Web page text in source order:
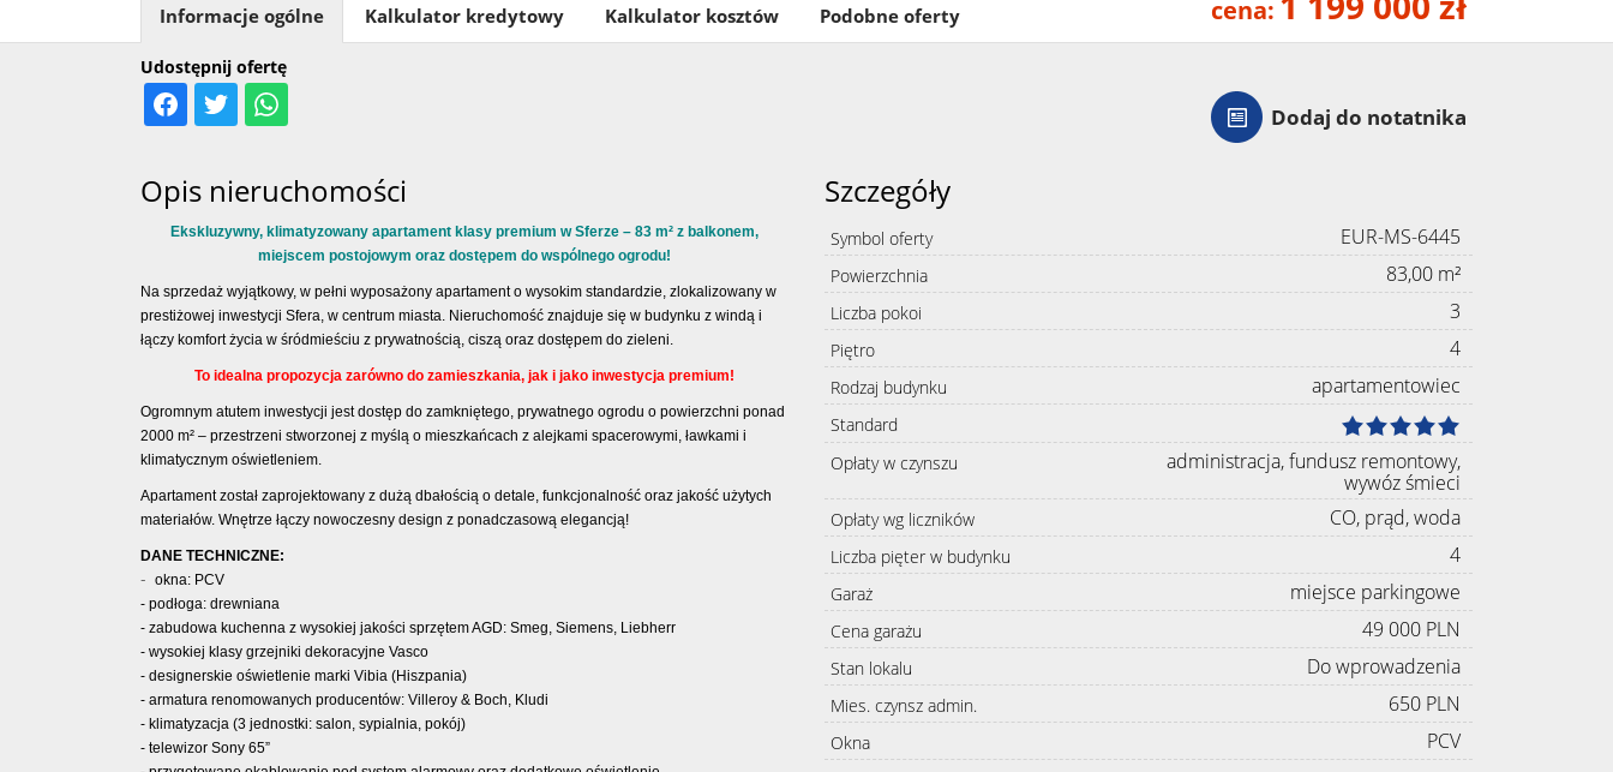
cena:
Dodaj do notatnika
Udostępnij ofertę
Informacje ogólne Kalkulator kredytowy Kalkulator kosztów Podobne oferty
Opis nieruchomości
Ekskluzywny, klimatyzowany apartament klasy premium w Sferze – 83 m² z balkonem,
miejscem postojowym oraz dostępem do wspólnego ogrodu!
Na sprzedaż wyjątkowy, w pełni wyposażony apartament o wysokim standardzie, zlokalizowany w
prestiżowej inwestycji Sfera, w centrum miasta. Nieruchomość znajduje się w budynku z windą i
łączy komfort życia w śródmieściu z prywatnością, ciszą oraz dostępem do zieleni.
To idealna propozycja zarówno do zamieszkania, jak i jako inwestycja premium!
Ogromnym atutem inwestycji jest dostęp do zamkniętego, prywatnego ogrodu o powierzchni ponad
2000 m² – przestrzeni stworzonej z myślą o mieszkańcach z alejkami spacerowymi, ławkami i
klimatycznym oświetleniem.
Apartament został zaprojektowany z dużą dbałością o detale, funkcjonalność oraz jakość użytych
materiałów. Wnętrze łączy nowoczesny design z ponadczasową elegancją!
DANE TECHNICZNE:
- okna: PCV
- podłoga: drewniana
- zabudowa kuchenna z wysokiej jakości sprzętem AGD: Smeg, Siemens, Liebherr
- wysokiej klasy grzejniki dekoracyjne Vasco
- designerskie oświetlenie marki Vibia (Hiszpania)
- armatura renomowanych producentów: Villeroy & Boch, Kludi
- klimatyzacja (3 jednostki: salon, sypialnia, pokój)
- telewizor Sony 65”
Szczegóły
Symbol oferty EUR-MS-6445
Powierzchnia 83,00 m²
Liczba pokoi 3
Piętro 4
Rodzaj budynku apartamentowiec
Standard
Opłaty w czynszu
administracja, fundusz remontowy,
wywóz śmieci
Opłaty wg liczników CO, prąd, woda
Liczba pięter w budynku 4
Garaż miejsce parkingowe
Cena garażu 49 000 PLN
Stan lokalu Do wprowadzenia
Mies. czynsz admin. 650 PLN
Okna PCV